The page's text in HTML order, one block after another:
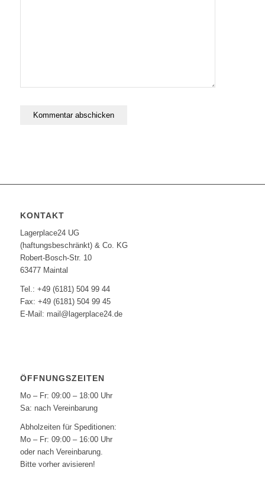
KONTAKT
Lagerplace24 UG
(haftungsbeschränkt) & Co. KG
Robert-Bosch-Str. 10
63477 Maintal
Tel.: +49 (6181) 504 99 44
Fax: +49 (6181) 504 99 45
E-Mail: mail@lagerplace24.de
ÖFFNUNGSZEITEN
Mo – Fr: 09:00 – 18:00 Uhr
Sa: nach Vereinbarung
Abholzeiten für Speditionen:
Mo – Fr: 09:00 – 16:00 Uhr
oder nach Vereinbarung.
Bitte vorher avisieren!